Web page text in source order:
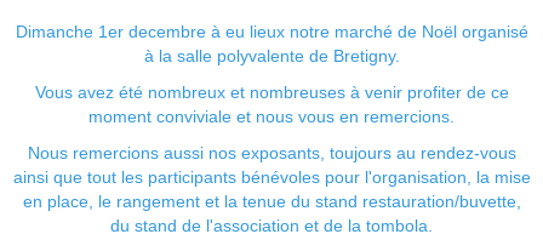
Dimanche 1er decembre à eu lieux notre marché de Noël organisé
à la salle polyvalente de Bretigny.
Vous avez été nombreux et nombreuses à venir profiter de ce
moment conviviale et nous vous en remercions.
Nous remercions aussi nos exposants, toujours au rendez-vous
ainsi que tout les participants bénévoles pour l'organisation, la mise
en place, le rangement et la tenue du stand restauration/buvette,
du stand de l'association et de la tombola.